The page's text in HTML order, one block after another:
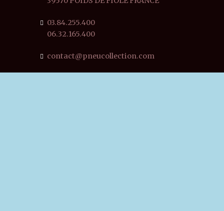
03.84.255.400
06.32.165.400
contact@pneucollection.com